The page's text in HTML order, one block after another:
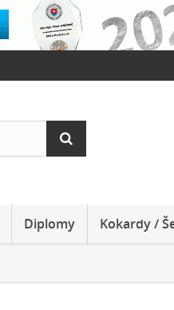
Diplomy Kokardy /